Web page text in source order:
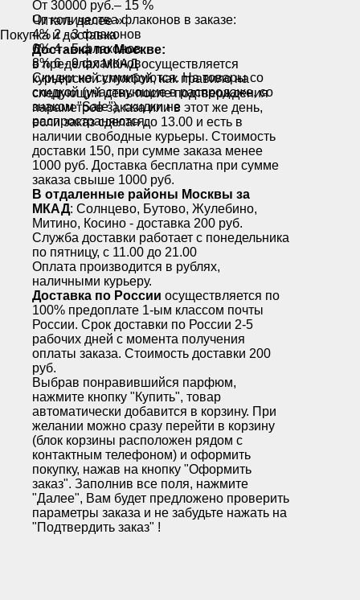
От 30000 руб.– 15 %
От количества флаконов в заказе:
4% 2 - 3 флаконов
6% 4 - 5 флаконов
8% 6 - 9 флаконов
Скидки не суммируются. На товары со
скидкой (участвующие в распродаже, со
знаком "Sale"), скидки не
распространяются.
Читать далее »
Покупка и доставка
Доставка по Москве:
в пределах МКАД осуществляется
курьерской службой, как правило на
следующий день после подтверждения
параметров заказа или в этот же день,
если заказ сделан до 13.00 и есть в
наличии свободные курьеры. Стоимость
доставки 150, при сумме заказа менее
1000 руб. Доставка бесплатна при сумме
заказа свыше 1000 руб.
В отдаленные районы Москвы за
МКАД: Солнцево, Бутово, Жулебино,
Митино, Косино - доставка 200 руб.
Служба доставки работает с понедельника
по пятницу, с 11.00 до 21.00
Оплата производится в рублях,
наличными курьеру.
Доставка по России осуществляется по
100% предоплате 1-ым классом почты
России. Срок доставки по России 2-5
рабочих дней с момента получения
оплаты заказа. Стоимость доставки 200
руб.
Выбрав понравившийся парфюм,
нажмите кнопку "Купить", товар
автоматически добавится в корзину. При
желании можно сразу перейти в корзину
(блок корзины расположен рядом с
контактным телефоном) и оформить
покупку, нажав на кнопку "Оформить
заказ". Заполнив все поля, нажмите
"Далее", Вам будет предложено проверить
параметры заказа и не забудьте нажать на
"Подтвердить заказ" !